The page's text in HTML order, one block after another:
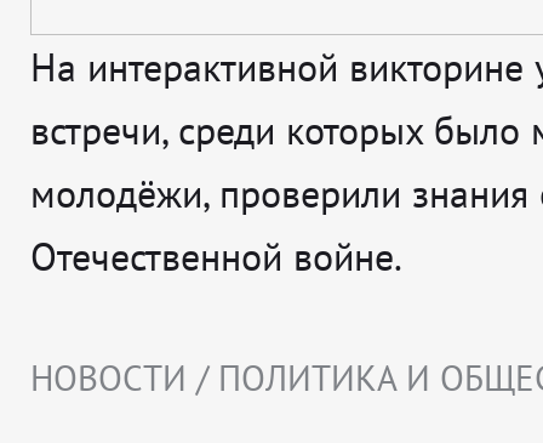
На интерактивной викторине
встречи, среди которых было
молодёжи, проверили знания
Отечественной войне.
НОВОСТИ / ПОЛИТИКА И